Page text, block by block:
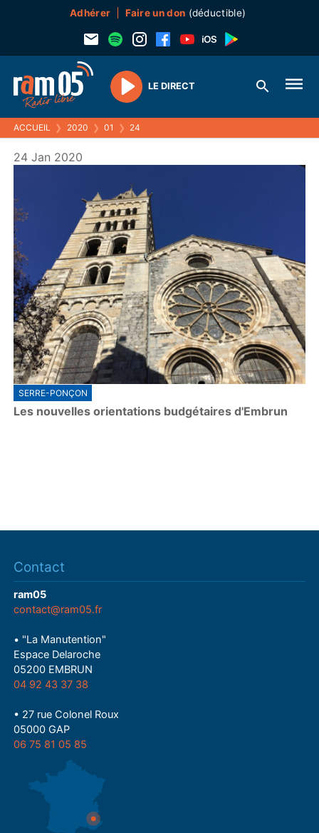
Adhérer Faire un don (déductible)
Play
LE DIRECT
ACCUEIL ❯ 2020 ❯ 01 ❯ 24
24 Jan 2020
SERRE-PONÇON
Les nouvelles orientations budgétaires d'Embrun
Contact
ram05
contact@ram05.fr
• "La Manutention"
Espace Delaroche
05200 EMBRUN
04 92 43 37 38
• 27 rue Colonel Roux
05000 GAP
06 75 81 05 85